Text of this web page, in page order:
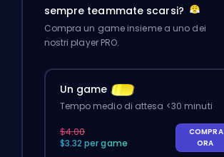
sempre teammate scarsi?
Compra un game insieme a uno dei
nostri player PRO.
Un game
Tempo medio di attesa <30 minuti
$4.00
$3.32 per game
COMPRA
ORA